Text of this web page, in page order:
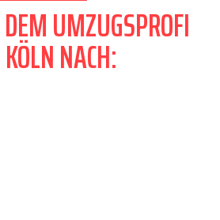
UMZUGSPROFI
NACH: